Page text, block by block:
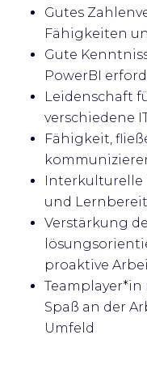
Gutes
Fähigkeiten
Gute
PowerBI
Leidenschaft
verschiedene
Fähigkeit,
und
Verstärkung
proaktive
Spaß an der
Umfeld